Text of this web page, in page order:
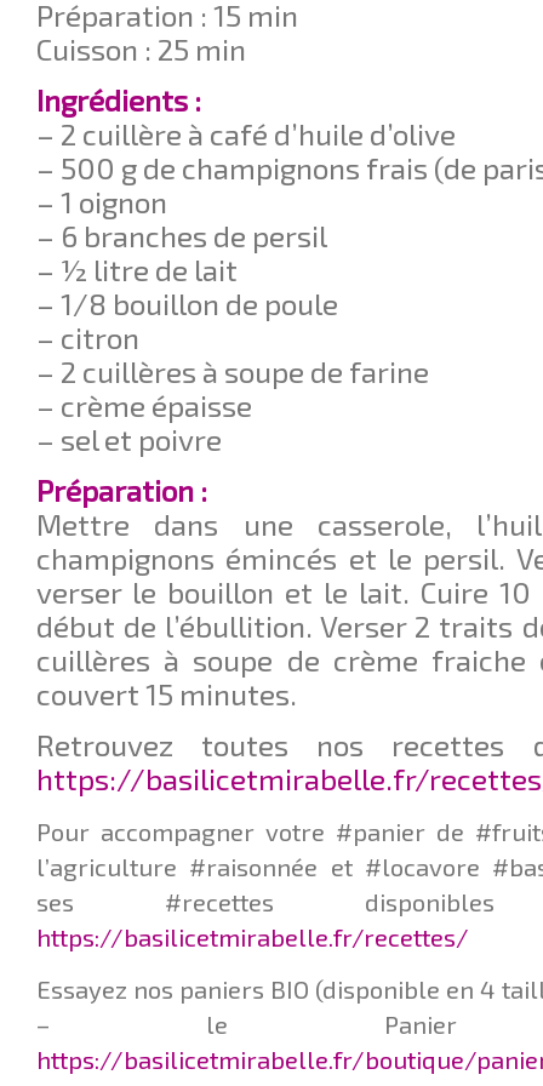
Préparation : 15 min
Cuisson : 25 min
Ingrédients :
– 2 cuillère à café d’huile d’olive
– 500 g de champignons frais (de
– 1 oignon
– 6 branches de persil
– ½ litre de lait
– 1/8 bouillon de poule
– citron
– 2 cuillères à soupe de farine
– crème épaisse
– sel et poivre
Préparation :
Mettre dans une casserole,
champignons émincés et le persil.
verser le bouillon et le lait. Cuire
début de l’ébullition. Verser 2 traits
cuillères à soupe de crème
couvert 15 minutes.
Retrouvez toutes nos recettes
https://basilicetmirabelle.fr/
Pour accompagner votre #panier de
l’agriculture #raisonnée et #locavore
ses #recettes
https://basilicetmirabelle.fr/recettes/
Essayez nos paniers BIO (disponible en 4
– le Panier
https://basilicetmirabelle.fr/boutique/